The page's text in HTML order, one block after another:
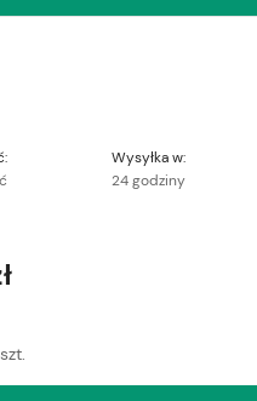
Wysyłka w:
24 godziny
szt.